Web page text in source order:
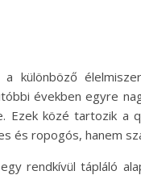
a különböző
években egyre
Ezek közé tartozik
és ropogós, hanem
rendkívül tápláló